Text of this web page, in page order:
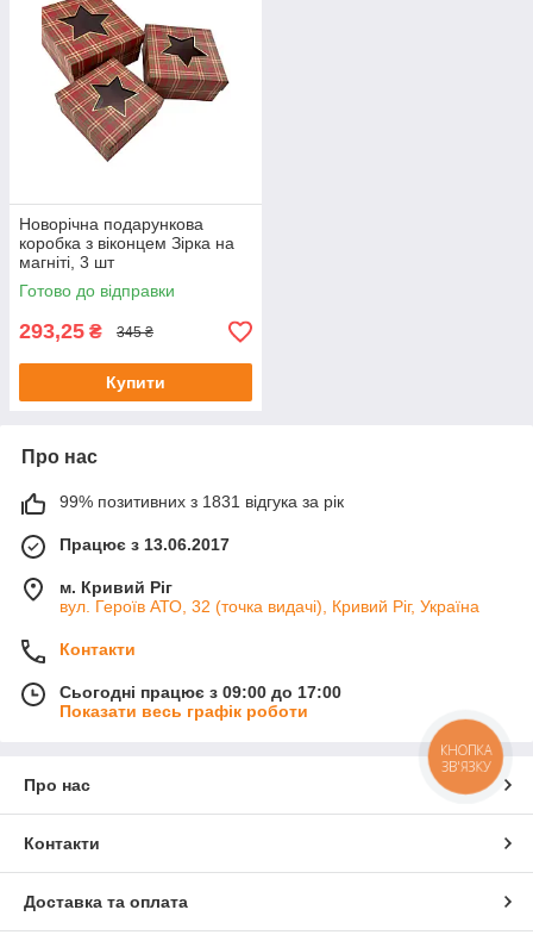
Новорічна подарункова
коробка з віконцем Зірка на
магніті, 3 шт
Готово до відправки
293,25 ₴ 345 ₴
Купити
Про нас
99% позитивних з 1831 відгука за рік
Працює з 13.06.2017
м. Кривий Ріг
вул. Героїв АТО, 32 (точка видачі), Кривий Ріг, Україна
Контакти
Сьогодні працює з 09:00 до 17:00
Показати весь графік роботи
Про нас
Контакти
Доставка та оплата
КНОПКА
ЗВ'ЯЗКУ